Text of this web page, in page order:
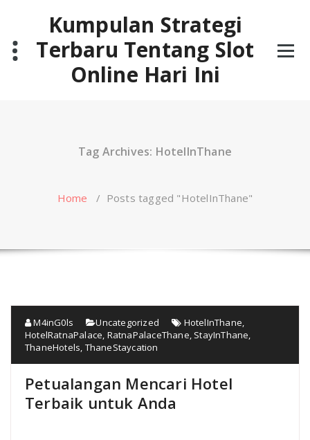
Kumpulan Strategi
Terbaru Tentang Slot
Online Hari Ini
Tag Archives: HotelInThane
Home / Posts tagged "HotelInThane"
M4inG0ls Uncategorized HotelInThane
HotelRatnaPalace RatnaPalaceThane StayInThane
ThaneHotels ThaneStaycation
Petualangan Mencari Hotel
Terbaik untuk Anda